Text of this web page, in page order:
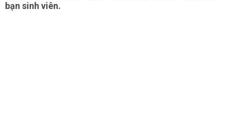
bạn sinh viên.